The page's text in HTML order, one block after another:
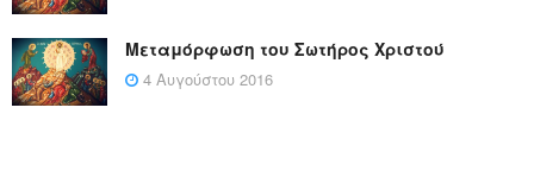
Μεταμόρφωση του Σωτήρος Χριστού
4 Αυγούστου 2016